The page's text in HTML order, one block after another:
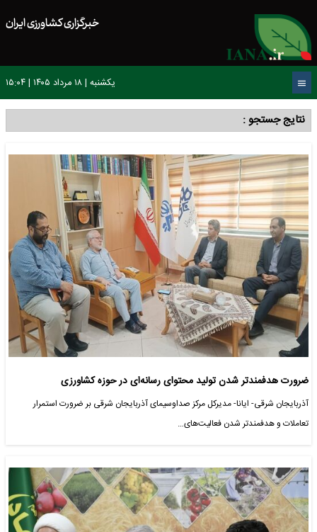
خبرگزاری کشاورزی ایران
یکشنبه | ۱۸ مرداد ۱۴۰۵ | ۱۵:۰۴
نتایج جستجو :
ضرورت هدفمندتر شدن تولید محتوای رسانه‌ای در حوزه کشاورزی
آذربایجان شرقی- ایانا- مدیرکل مرکز صداوسیمای آذربایجان شرقی بر ضرورت استمرار
تعاملات و هدفمندتر شدن فعالیت‌های…